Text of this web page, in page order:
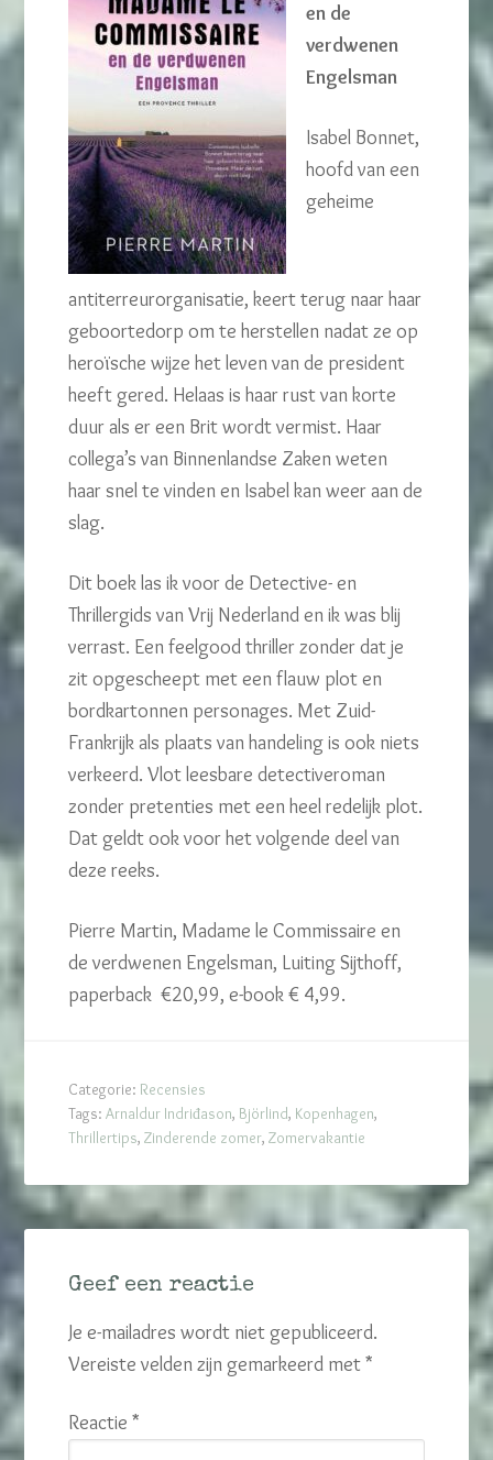
en de
verdwenen
Engelsman
Isabel Bonnet,
hoofd van een
geheime
antiterreurorganisatie, keert terug naar haar
geboortedorp om te herstellen nadat ze op
heroïsche wijze het leven van de president
heeft gered. Helaas is haar rust van korte
duur als er een Brit wordt vermist. Haar
collega’s van Binnenlandse Zaken weten
haar snel te vinden en Isabel kan weer aan de
slag.
Dit boek las ik voor de Detective- en
Thrillergids van Vrij Nederland en ik was blij
verrast. Een feelgood thriller zonder dat je
zit opgescheept met een flauw plot en
bordkartonnen personages. Met Zuid-
Frankrijk als plaats van handeling is ook niets
verkeerd. Vlot leesbare detectiveroman
zonder pretenties met een heel redelijk plot.
Dat geldt ook voor het volgende deel van
deze reeks.
Pierre Martin, Madame le Commissaire en
de verdwenen Engelsman, Luiting Sijthoff,
paperback €20,99, e-book € 4,99.
Categorie: Recensies
Tags:Arnaldur Indriđason, Björlind, Kopenhagen,
Thrillertips,Zinderende zomer,Zomervakantie
Geef een reactie
Je e-mailadres wordt niet gepubliceerd.
Vereiste velden zijn gemarkeerd met*
Reactie*